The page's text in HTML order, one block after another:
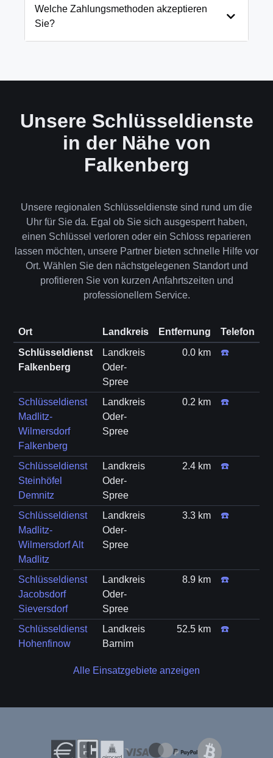
und öffnen Ihre Tür in 99% der Fälle
zerstörungsfrei. Nur in absoluten Ausnahmefällen,
Welche Zahlungsmethoden akzeptieren
Sie?
Unsere Schlüsseldienste
in der Nähe von
Falkenberg
Unsere regionalen Schlüsseldienste sind rund um die
Uhr für Sie da. Egal ob Sie sich ausgesperrt haben,
einen Schlüssel verloren oder ein Schloss reparieren
lassen möchten, unsere Partner bieten schnelle Hilfe vor
Ort. Wählen Sie den nächstgelegenen Standort und
profitieren Sie von kurzen Anfahrtszeiten und
professionellem Service.
Ort Landkreis Entfernung
Telefon
Schlüsseldienst
Falkenberg
Landkreis
Oder-
Spree
0.0 km ☎️
Schlüsseldienst
Madlitz-
Wilmersdorf
Falkenberg
Landkreis
Oder-
Spree
0.2 km ☎️
Schlüsseldienst
Steinhöfel
Demnitz
Landkreis
Oder-
Spree
2.4 km ☎️
Schlüsseldienst
Madlitz-
Wilmersdorf Alt
Madlitz
Landkreis
Oder-
Spree
3.3 km ☎️
Schlüsseldienst
Jacobsdorf
Sieversdorf
Landkreis
Oder-
Spree
8.9 km ☎️
Schlüsseldienst
Hohenfinow
Landkreis
Barnim
52.5 km ☎️
Alle Einsatzgebiete anzeigen